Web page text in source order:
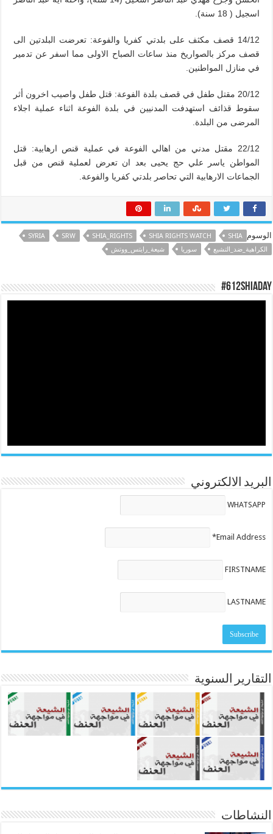
اسجيل ( 18 سنة).
14/12 قصف مكثف على بلدتي كفريا والفوعة: تعرضت البلدتين الى
قصف مركز بالصواريخ منذ ساعات الصباح الاولى مما اسفر عن تدمير
في منازل المواطنين.
20/12 مقتل طفل في قصف بلدة الفوعة: قتل طفل واصيب اخرون أثر
سقوط قذائف استهدفت المدنيين في بلدة الفوعة اثناء عملية اجلاء
المرضى من البلدة.
22/12 مقتل مدني من اهالي الفوعة في عملية قنص ارهابية: قتل
المواطن ياسر علي حج يحيى بعد ان تعرض لعملية قنص من قبل
الجماعات الارهابية التي تحاصر بلدتي كفريا والفوعة.
الوسوم SHIA
SHIA RIGHTS WATCH
SHIA_RIGHTS
SRW
SYRIA
الكراهية_ضد_التشيع
سوريا شيعة_رايتس_ووتش
#612ShiaDay
البريد الالكتروني
WHATSAPP
Email Address*
FIRSTNAME
LASTNAME
التقارير السنوية
النشاطات